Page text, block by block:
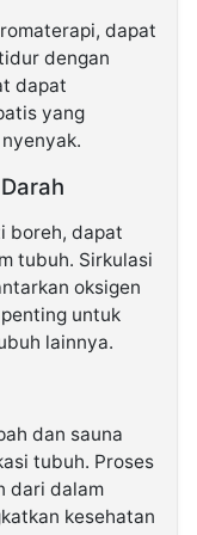
dapat
dengan
dapat
yang
boreh, dapat
tubuh. Sirkulasi
oksigen
untuk
lainnya.
dan sauna
tubuh. Proses
dari dalam
kesehatan